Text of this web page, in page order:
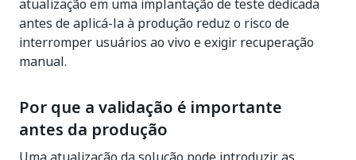
atualização em uma implantação de teste dedicada
antes de aplicá-la à produção reduz o risco de
interromper usuários ao vivo e exigir recuperação
manual.
Por que a validação é importante
antes da produção